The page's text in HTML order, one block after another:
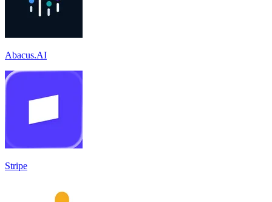
Abacus.AI
Stripe